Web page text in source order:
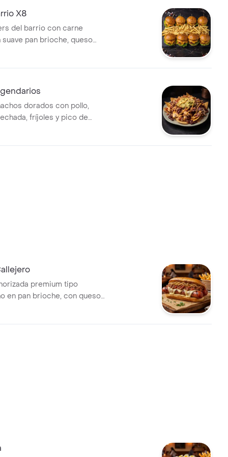
X8
del barrio con carne
suave pan brioche, queso
lechuga fresca,
crocantes.
dorados con pollo,
fríjoles y pico de
de guacamole y salsa
premium tipo
en pan brioche, con queso
grille, cubiertos con